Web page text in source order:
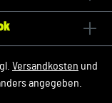
Versandkosten und
angegeben.